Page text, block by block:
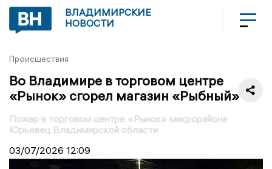
ВЛАДИМИРСКИЕ
НОВОСТИ
Происшествия
Во Владимире в торговом центре
«Рынок» сгорел магазин «Рыбный»
Пожар в торговом центре «Рынок» микрорайона
Юрьевец Владимирской области
03/07/2026 12:09